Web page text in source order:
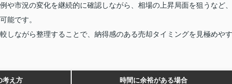
や市況の変化を継続的に確認しながら、相場の上昇局面を狙うなど、
能です。
しながら整理することで、納得感のある売却タイミングを見極めやす
考え方 時間に余裕がある場合